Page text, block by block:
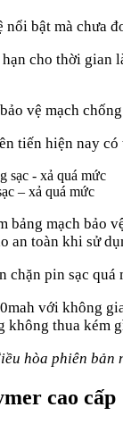
bật mà chưa
cho thời gian
vệ mạch
tiến hiện nay
– xả quá mức
bảng mạch bảo
an toàn khi sử
chặn pin sạc
với không
không thua kém
hòa phiên bản
cao cấp